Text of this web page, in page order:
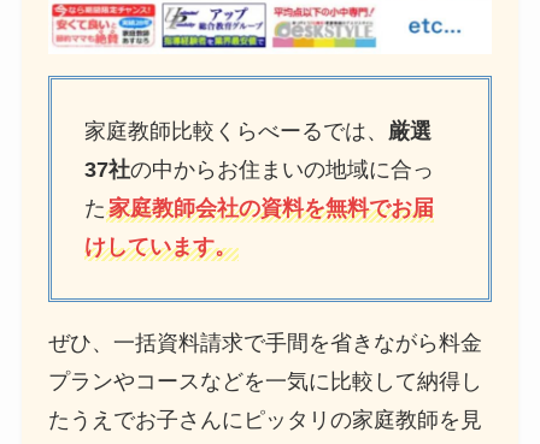
家庭教師比較くらべーるでは、 厳選
37社の中からお住まいの地域に合っ
た家庭教師会社の資料を無料でお届
けしています。
ぜひ、一括資料請求で手間を省きながら料金
プランやコースなどを一気に比較して納得し
たうえでお子さんにピッタリの家庭教師を見